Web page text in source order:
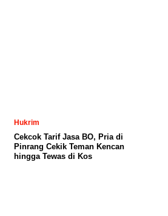
Hukrim
Cekcok Tarif Jasa BO, Pria di
Pinrang Cekik Teman Kencan
hingga Tewas di Kos